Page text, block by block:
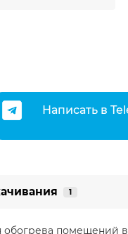
Написать в
1
обогрева помещений